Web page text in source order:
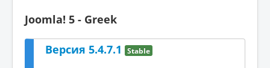
Joomla! 5 - Greek
Версия 5.4.7.1 Stable